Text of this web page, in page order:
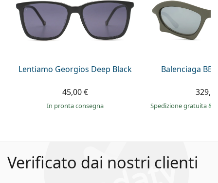
Lentiamo Georgios Deep Black
45,00 €
in pronta consegna
Balenciaga
Spedizione gratuita&
Verificato dai nostri clienti